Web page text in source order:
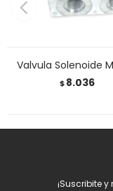
Valvula Solenoide
$ 8.036
¡Suscribite